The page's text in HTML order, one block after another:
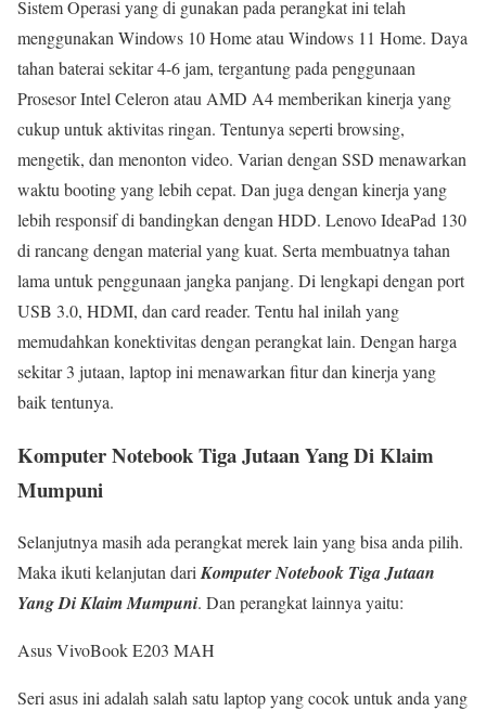
Sistem Operasi yang di gunakan pada perangkat ini telah
menggunakan Windows 10 Home atau Windows 11 Home. Daya
tahan baterai sekitar 4-6 jam, tergantung pada penggunaan
Prosesor Intel Celeron atau AMD A4 memberikan kinerja yang
cukup untuk aktivitas ringan. Tentunya seperti browsing,
mengetik, dan menonton video. Varian dengan SSD menawarkan
waktu booting yang lebih cepat. Dan juga dengan kinerja yang
lebih responsif di bandingkan dengan HDD. Lenovo IdeaPad 130
di rancang dengan material yang kuat. Serta membuatnya tahan
lama untuk penggunaan jangka panjang. Di lengkapi dengan port
USB 3.0, HDMI, dan card reader. Tentu hal inilah yang
memudahkan konektivitas dengan perangkat lain. Dengan harga
sekitar 3 jutaan, laptop ini menawarkan fitur dan kinerja yang
baik tentunya.
Komputer Notebook Tiga Jutaan Yang Di Klaim
Mumpuni
Selanjutnya masih ada perangkat merek lain yang bisa anda pilih.
Maka ikuti kelanjutan dariKomputer Notebook Tiga Jutaan
Yang Di Klaim Mumpuni. Dan perangkat lainnya yaitu:
Asus VivoBook E203 MAH
Seri asus ini adalah salah satu laptop yang cocok untuk anda yang